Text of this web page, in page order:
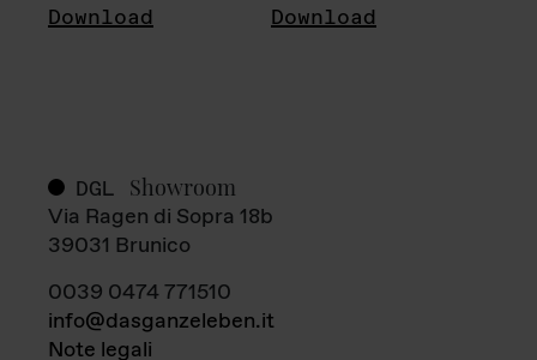
Download Download
DGL Showroom
Via Ragen di Sopra 18b
39031 Brunico
0039 0474 771510
info@dasganzeleben.it
Note legali